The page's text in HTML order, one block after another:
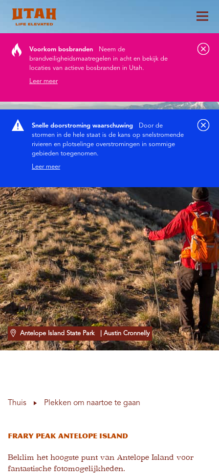
Voorkom bosbranden
Neem de
brandveiligheidsmaatregelen in acht en bekijk de
locaties van actieve bosbranden in Utah.
Leer meer
Snelle doorstroming waarschuwing
Door de
stormen in de hele staat is de kans op snelstromende
rivieren en plotselinge overstromingen in sommige
gebieden toegenomen.
Leer meer
Antelope Island State Park | Austin Cronnelly
Thuis Plekken om naartoe te gaan
Frary Peak Antelope Island
Beklim het hoogste punt van Antelope Island voor
fantastische fotomogelijkheden.